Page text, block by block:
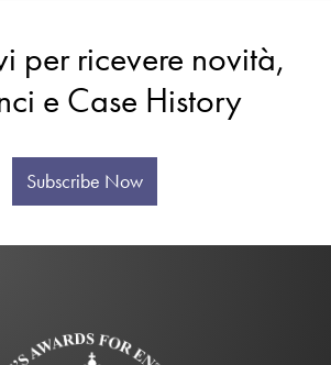
per ricevere novità,
e Case History
Subscribe Now